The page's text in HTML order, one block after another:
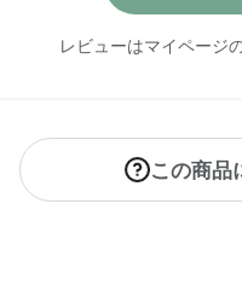
レビューはマイページ
この商品